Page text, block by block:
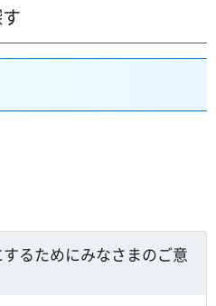
るためにみなさまのご意